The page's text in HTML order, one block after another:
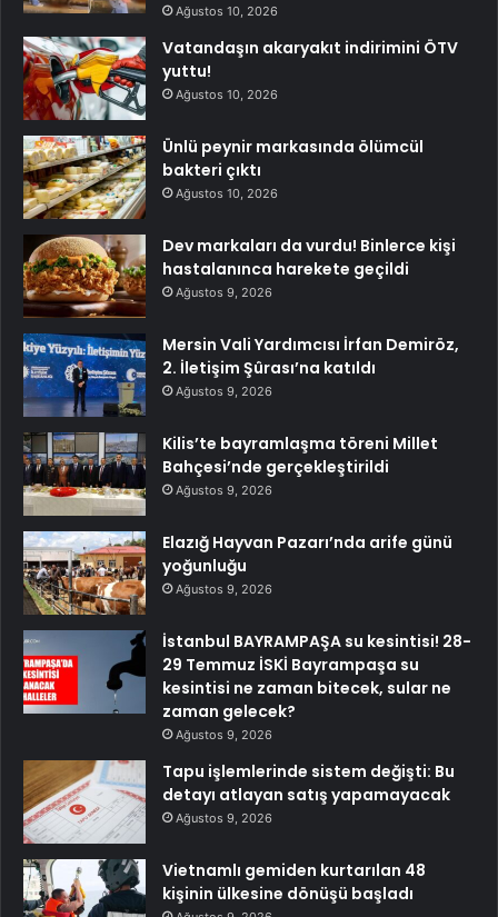
Ağustos 10, 2026
Vatandaşın akaryakıt indirimini ÖTV
yuttu!
Ağustos 10, 2026
Ünlü peynir markasında ölümcül
bakteri çıktı
Ağustos 10, 2026
Dev markaları da vurdu! Binlerce kişi
hastalanınca harekete geçildi
Ağustos 9, 2026
Mersin Vali Yardımcısı İrfan Demiröz,
2. İletişim Şûrası’na katıldı
Ağustos 9, 2026
Kilis’te bayramlaşma töreni Millet
Bahçesi’nde gerçekleştirildi
Ağustos 9, 2026
Elazığ Hayvan Pazarı’nda arife günü
yoğunluğu
Ağustos 9, 2026
İstanbul BAYRAMPAŞA su kesintisi! 28-
29 Temmuz İSKİ Bayrampaşa su
kesintisi ne zaman bitecek, sular ne
zaman gelecek?
Ağustos 9, 2026
Tapu işlemlerinde sistem değişti: Bu
detayı atlayan satış yapamayacak
Ağustos 9, 2026
Vietnamlı gemiden kurtarılan 48
kişinin ülkesine dönüşü başladı